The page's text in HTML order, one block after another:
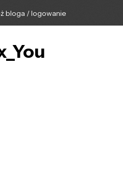
bloga / logowanie